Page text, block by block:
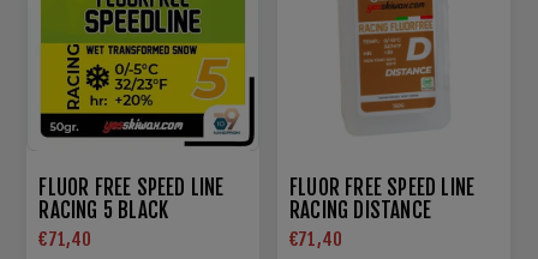
FLUOR FREE SPEED LINE
RACING 5 BLACK
€71,40
FLUOR FREE SPEED LINE
RACING DISTANCE
€71,40